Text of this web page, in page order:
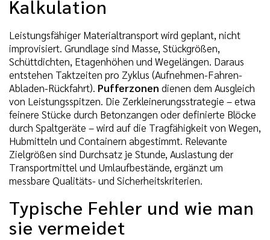
Kalkulation
Leistungsfähiger Materialtransport wird geplant, nicht
improvisiert. Grundlage sind Masse, Stückgrößen,
Schüttdichten, Etagenhöhen und Wegelängen. Daraus
entstehen Taktzeiten pro Zyklus (Aufnehmen-Fahren-
Abladen-Rückfahrt). Pufferzonen dienen dem Ausgleich
von Leistungsspitzen. Die Zerkleinerungsstrategie – etwa
feinere Stücke durch Betonzangen oder definierte Blöcke
durch Spaltgeräte – wird auf die Tragfähigkeit von Wegen,
Hubmitteln und Containern abgestimmt. Relevante
Zielgrößen sind Durchsatz je Stunde, Auslastung der
Transportmittel und Umlaufbestände, ergänzt um
messbare Qualitäts- und Sicherheitskriterien.
Typische Fehler und wie man
sie vermeidet